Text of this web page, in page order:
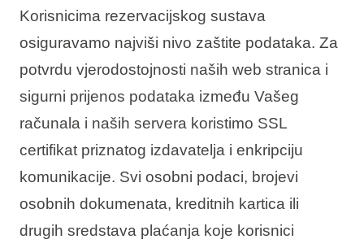
Korisnicima rezervacijskog sustava
osiguravamo najviši nivo zaštite podataka. Za
potvrdu vjerodostojnosti naših web stranica i
sigurni prijenos podataka između Vašeg
računala i naših servera koristimo SSL
certifikat priznatog izdavatelja i enkripciju
komunikacije. Svi osobni podaci, brojevi
osobnih dokumenata, kreditnih kartica ili
drugih sredstava plaćanja koje korisnici